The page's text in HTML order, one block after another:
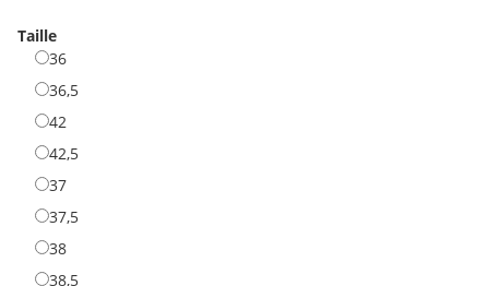
Taille
3636
36,536,5
42
42,542,5
3737
37,537,5
3838
38,538,5